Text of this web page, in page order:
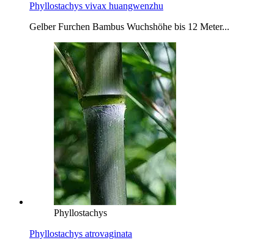
Phyllostachys vivax huangwenzhu
Gelber Furchen Bambus Wuchshöhe bis 12 Meter...
Phyllostachys
Phyllostachys atrovaginata